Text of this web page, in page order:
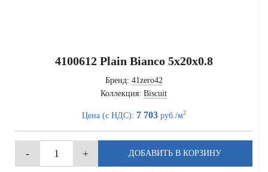
4100612 Plain Bianco 5x20x0.8
Бренд: 41zero42
Коллекция: Biscuit
Цена (с НДС): 7 703руб./м2